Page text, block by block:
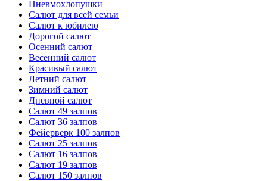
Пневмохлопушки
Салют для всей семьи
Салют к юбилею
Дорогой салют
Осенний салют
Весенний салют
Красивый салют
Летний салют
Зимний салют
Дневной салют
Салют 49 залпов
Салют 36 залпов
Фейерверк 100 залпов
Салют 25 залпов
Салют 16 залпов
Салют 19 залпов
Салют 150 залпов